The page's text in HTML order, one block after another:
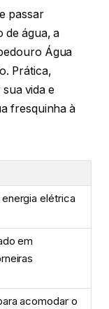
passar
de água, a
Água
Prática,
vida e
fresquinha à
elétrica
em
acomodar o